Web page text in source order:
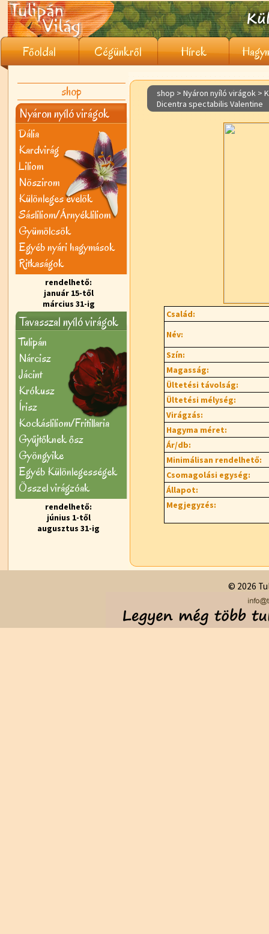
Főoldal Cégünkről Hírek
shop
Nyáron nyíló virágok
Dália
Kardvirág
Liliom
Nõszirom
Különleges évelõk
Sásliliom/Árnyékliliom
Gyümölcsök
Egyéb nyári hagymások
Ritkaságok
rendelhető:
január 15-től
március 31-ig
Tavasszal nyíló virágok
Tulipán
Nárcisz
Jácint
Krókusz
Írisz
Kockásliliom/Fritillaria
Gyűjtőknek ősz
Gyöngyike
Egyéb Különlegességek
Õsszel virágzóak
rendelhető:
június 1-től
augusztus 31-ig
shop > Nyáron nyíló virágok >
Dicentra spectabilis Valentine
Család:
Név:
Szín:
Magasság:
Ültetési távolság:
Ültetési mélység:
Virágzás:
Hagyma méret:
Ár/db:
Minimálisan rendelhető:
Csomagolási egység:
Állapot:
Megjegyzés:
© 2026